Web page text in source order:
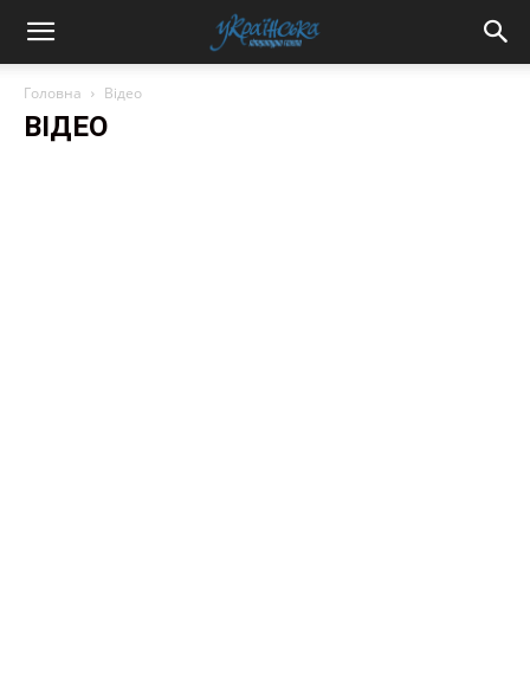
Головна Відео
ВІДЕО